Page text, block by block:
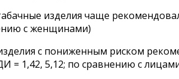
изделия чаще
с женщинами)
с пониженным риском
= 1,42, 5,12; по сравнению с